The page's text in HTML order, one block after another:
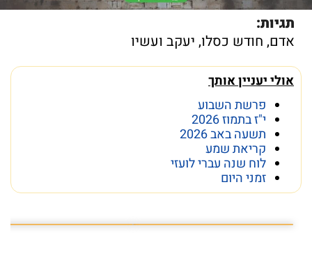
תגיות:
אדם, חודש כסלו, יעקב ועשיו
אולי יעניין אותך
פרשת השבוע
י"ז בתמוז 2026
תשעה באב 2026
קריאת שמע
לוח שנה עברי לועזי
זמני היום